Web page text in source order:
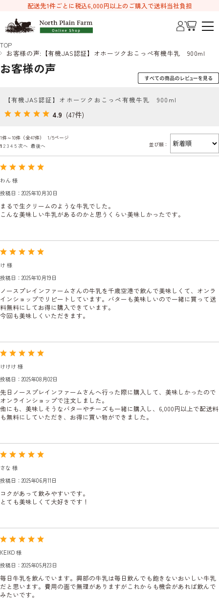
配送先1件ごとに税込6,000円以上のご購入で送料当社負担
TOP
お客様の声:【有機JAS認証】オホーツクおこっぺ有機牛乳 900ml
お客様の声
【有機JAS認証】オホーツクおこっぺ有機牛乳 900ml
4.9 (47件)
1件～10件（全47件） 1/5ページ
1 2 3 4 5 次へ 最後へ 並び順：
わん 様
投稿日：2025年10月30日
まるで生クリームのような牛乳でした。
こんな美味しい牛乳があるのかと思うくらい美味しかったです。
け 様
投稿日：2025年10月19日
ノースプレインファームさんの牛乳を千歳空港で飲んで美味しくて、オンラ
インショップでリピートしています。バターも美味しいので一緒に買って送
料無料にしてお得に購入できています。
今回も美味しくいただきます。
けけけ 様
投稿日：2025年08月02日
先日ノースプレインファームさんへ行った際に購入して、美味しかったので
オンラインショップで注文しました。
他にも、美味しそうなバターやチーズも一緒に購入し、6,000円以上で配送料
も無料にしていただき、お得に買い物ができました。
さな 様
投稿日：2025年06月11日
コクがあって飲みやすいです。
とても美味しくて大好きです！
KEIKO 様
投稿日：2025年05月23日
毎日牛乳を飲んでいます。興部の牛乳は毎日飲んでも飽きないおいしい牛乳
だと思います。費用の面で無理がありますがこれからも機会があれば飲んで
みたいです。